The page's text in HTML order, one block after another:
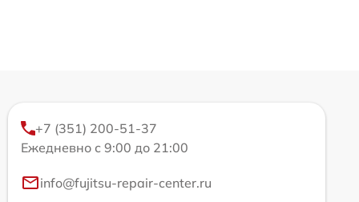
+7 (351) 200-51-37
Ежедневно с 9:00 до 21:00
info@fujitsu-repair-center.ru